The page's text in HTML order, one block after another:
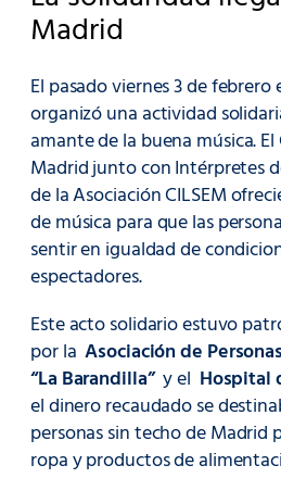
Madrid
El pasado viernes 3 de
organizó una actividad
amante de la buena música.
Madrid junto con Intérpretes
de la Asociación CILSEM
de música para que las
sentir en igualdad de
espectadores.
Este acto solidario estuvo
por laAsociación de
“La Barandilla”y el Hospital
el dinero recaudado se
personas sin techo de Madrid
ropa y productos de